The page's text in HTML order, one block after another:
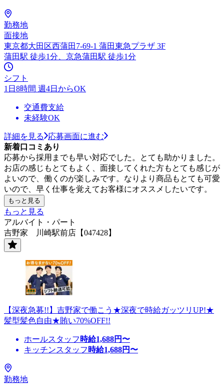
勤務地
面接地
東京都大田区西蒲田7-69-1 蒲田東急プラザ 3F
蒲田駅 徒歩1分、京急蒲田駅 徒歩1分
シフト
1日8時間 週4日からOK
交通費支給
未経験OK
詳細を見る
応募画面に進む
新着口コミあり
応募から採用までも早い対応でした。とても助かりました。
お店の感じもとてもよく、面接してくれた方もとても感じが
よいので、働くのが楽しみです。なりより商品もとても可愛
いので、早く仕事を覚えてお客様にオススメしたいです。
もっと見る
もっと見る
アルバイト・パート
吉野家 川崎駅前店【047428】
【深夜急募!!】吉野家で働こう★深夜で時給ガッツリUP!★
髪型髪色自由★賄い70%OFF!!
ホールスタッフ 時給1,688円〜
キッチンスタッフ 時給1,688円〜
勤務地